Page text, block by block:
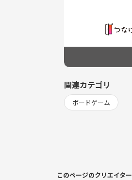
関連カテゴリ
ボードゲーム
このページのクリエイター